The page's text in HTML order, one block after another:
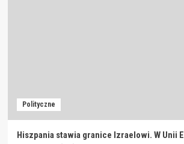
Polityczne
Hiszpania stawia granice Izraelowi. W Unii